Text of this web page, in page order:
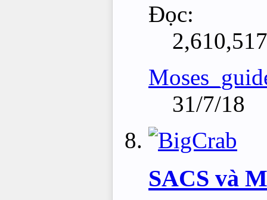
Đọc:
2,610,517
31/7/18
SACS và